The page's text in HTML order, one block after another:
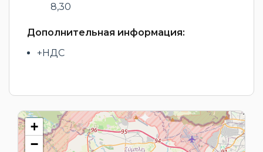
8,30
Дополнительная информация:
+НДС
+
−